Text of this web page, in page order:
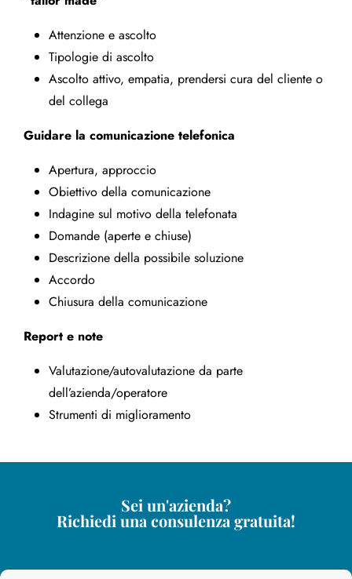
Attenzione e ascolto
Tipologie di ascolto
Ascolto attivo, empatia, prendersi cura del cliente o
del collega
Guidare la comunicazione telefonica
Apertura, approccio
Obiettivo della comunicazione
Indagine sul motivo della telefonata
Domande (aperte e chiuse)
Descrizione della possibile soluzione
Accordo
Chiusura della comunicazione
Report e note
Valutazione/autovalutazione da parte
dell’azienda/operatore
Strumenti di miglioramento
Sei un'azienda?
Richiedi una consulenza gratuita!